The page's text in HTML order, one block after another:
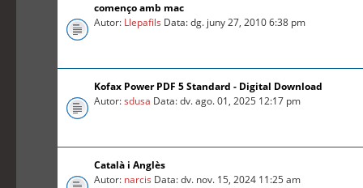
començo amb mac
Autor: Llepafils Data: dg. juny 27, 2010 6:38 pm
Kofax Power PDF 5 Standard - Digital Download
Autor:sdusa Data: dv. ago. 01, 2025 12:17 pm
Català i Anglès
Autor: narcis Data: dv. nov. 15, 2024 11:25 am